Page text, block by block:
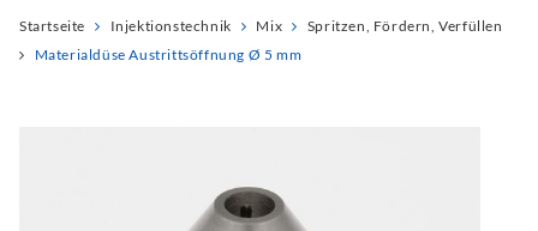
Startseite Injektionstechnik Mix
Spritzen, Fördern, Verfüllen
Materialdüse Austrittsöffnung Ø 5 mm